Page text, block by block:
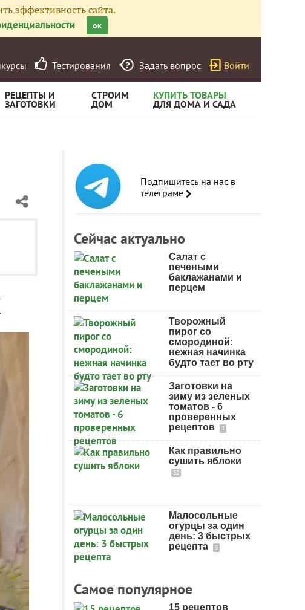
эффективность сайта.
ок
Тестирования Задать вопрос Войти
РЕЦЕПТЫ И
ЗАГОТОВКИ
СТРОИМ
ДОМ
КУПИТЬ ТОВАРЫ
ДЛЯ ДОМА И САДА
Подпишитесь на нас в
телеграме
Сейчас актуально
Салат с
печеными
баклажанами и
перцем
Творожный
пирог со
смородиной:
нежная начинка
будто тает во рту
Заготовки на
зиму из зеленых
томатов - 6
проверенных
рецептов
2
Как правильно
сушить яблоки
32
Малосольные
огурцы за один
день: 3 быстрых
рецепта
5
Самое популярное
15 рецептов